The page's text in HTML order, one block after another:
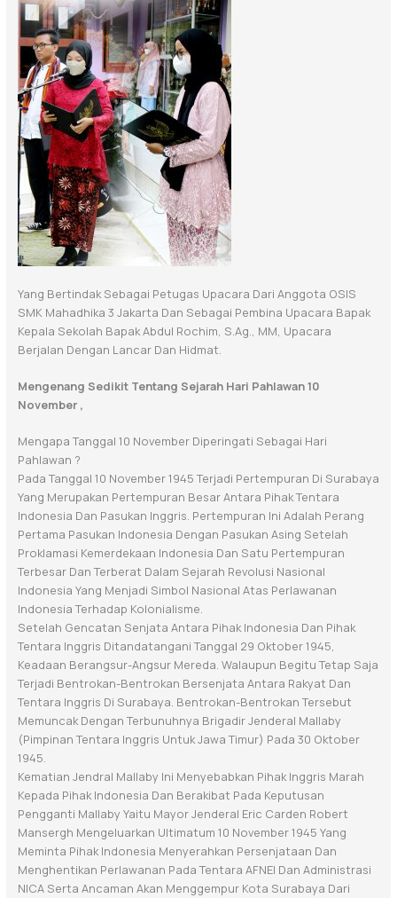
Yang Bertindak Sebagai Petugas Upacara Dari Anggota OSIS
SMK Mahadhika 3 Jakarta Dan Sebagai Pembina Upacara Bapak
Kepala Sekolah Bapak Abdul Rochim, S.Ag., MM, Upacara
Berjalan Dengan Lancar Dan Hidmat.
Mengenang Sedikit Tentang Sejarah Hari Pahlawan 10
November ,
Mengapa Tanggal 10 November Diperingati Sebagai Hari
Pahlawan ?
Pada Tanggal 10 November1945 Terjadi Pertempuran Di Surabaya
Yang Merupakan Pertempuran Besar Antara Pihak Tentara
Indonesia Dan Pasukan Inggris. Pertempuran Ini Adalah Perang
Pertama Pasukan Indonesia Dengan Pasukan Asing Setelah
Proklamasi Kemerdekaan Indonesia Dan Satu Pertempuran
Terbesar Dan Terberat Dalam Sejarah Revolusi Nasional
Indonesia Yang Menjadi Simbol Nasional Atas Perlawanan
Indonesia Terhadap Kolonialisme.
Setelah Gencatan Senjata Antara Pihak Indonesia Dan Pihak
Tentara Inggris Ditandatangani Tanggal 29 Oktober 1945,
Keadaan Berangsur-Angsur Mereda. Walaupun Begitu Tetap Saja
Terjadi Bentrokan-Bentrokan Bersenjata Antara Rakyat Dan
Tentara Inggris Di Surabaya. Bentrokan-Bentrokan Tersebut
Memuncak Dengan Terbunuhnya Brigadir Jenderal Mallaby
(Pimpinan Tentara Inggris Untuk Jawa Timur) Pada 30 Oktober
1945.
Kematian Jendral Mallaby Ini Menyebabkan Pihak Inggris Marah
Kepada PihakIndonesia Dan Berakibat Pada Keputusan
Pengganti Mallaby Yaitu Mayor Jenderal Eric Carden Robert
Mansergh Mengeluarkan Ultimatum 10 November 1945 Yang
Meminta Pihak Indonesia Menyerahkan Persenjataan Dan
Menghentikan Perlawanan Pada Tentara AFNEI Dan Administrasi
NICA Serta Ancaman Akan Menggempur Kota Surabaya Dari